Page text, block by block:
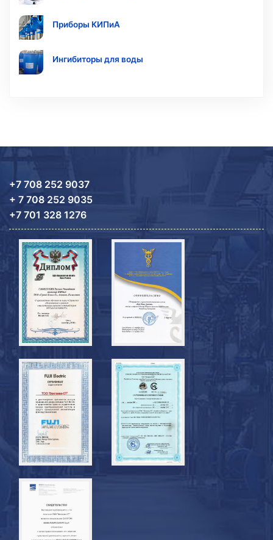
Приборы КИПиА
Ингибиторы для воды
+7 708 252 9037
+ 7 708 252 9035
+7 701 328 1276